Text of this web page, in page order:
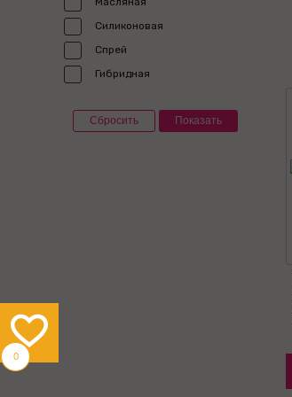
Силиконовая
Спрей
Гибридная
0